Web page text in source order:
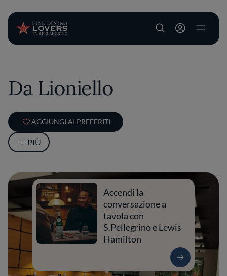
User account
Da Lioniello
AGGIUNGI AI PREFERITI
PIÙ
Accendi la
conversazione a
tavola con
S.Pellegrino e Lewis
Hamilton